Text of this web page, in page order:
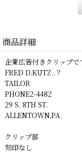
商品詳細
企業広告付きクリップで
FRED D.KUTZ..？
TAILOR
PHONE2-4482
29 S. 8TH ST.
ALLENTOWN,PA.
クリップ部
刻印なし